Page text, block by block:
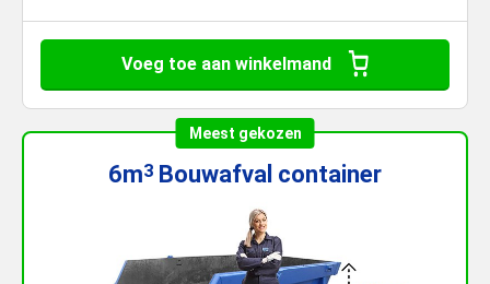
Voeg toe aan winkelmand
Meest gekozen
6m3 Bouwafval container